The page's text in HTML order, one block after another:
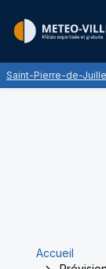
Saint-Pierre-de-
Accueil